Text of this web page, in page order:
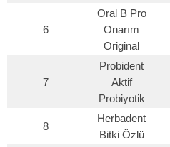
6
Oral B Pro
Onarım
Original
7
Probident
Aktif
Probiyotik
8
Herbadent
Bitki Özlü